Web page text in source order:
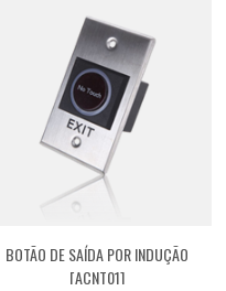
BOTÃO DE SAÍDA POR INDUÇÃO
[ACNT01]